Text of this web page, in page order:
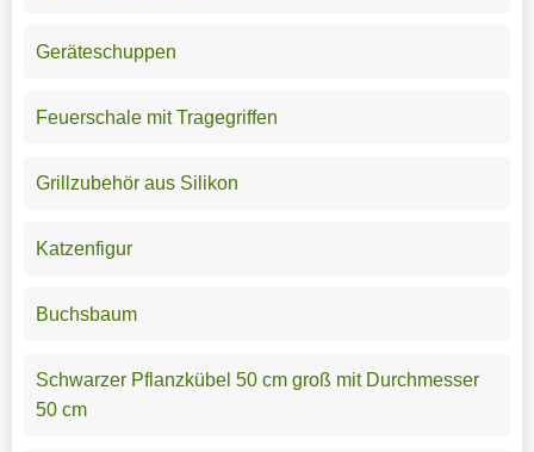
Geräteschuppen
Feuerschale mit Tragegriffen
Grillzubehör aus Silikon
Katzenfigur
Buchsbaum
Schwarzer Pflanzkübel 50 cm groß mit Durchmesser
50 cm